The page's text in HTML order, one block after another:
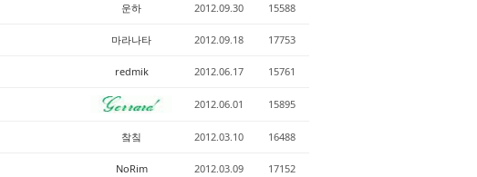
운하 2012.09.30 15588
마라나타 2012.09.18 17753
redmik 2012.06.17 15761
2012.06.01 15895
챀칰 2012.03.10 16488
NoRim 2012.03.09 17152